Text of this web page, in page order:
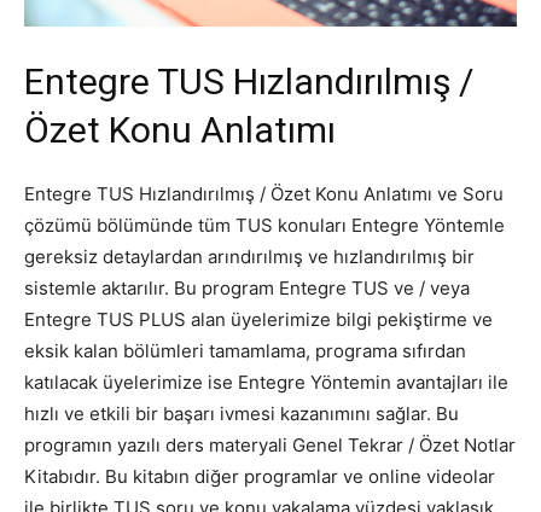
Entegre TUS Hızlandırılmış /
Özet Konu Anlatımı
Entegre TUS Hızlandırılmış / Özet Konu Anlatımı ve Soru
çözümü bölümünde tüm TUS konuları Entegre Yöntemle
gereksiz detaylardan arındırılmış ve hızlandırılmış bir
sistemle aktarılır. Bu program Entegre TUS ve / veya
Entegre TUS PLUS alan üyelerimize bilgi pekiştirme ve
eksik kalan bölümleri tamamlama, programa sıfırdan
katılacak üyelerimize ise Entegre Yöntemin avantajları ile
hızlı ve etkili bir başarı ivmesi kazanımını sağlar. Bu
programın yazılı ders materyali Genel Tekrar / Özet Notlar
Kitabıdır. Bu kitabın diğer programlar ve online videolar